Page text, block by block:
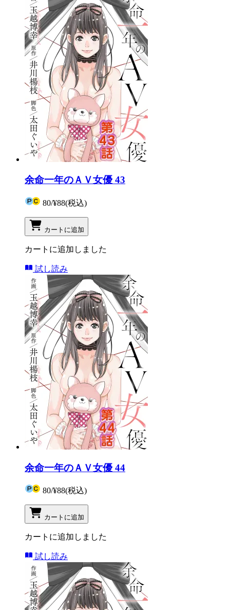
余命一年のＡＶ女優 43
80/¥88(税込)
カートに追加
カートに追加しました
試し読み
余命一年のＡＶ女優 44
80/¥88(税込)
カートに追加
カートに追加しました
試し読み